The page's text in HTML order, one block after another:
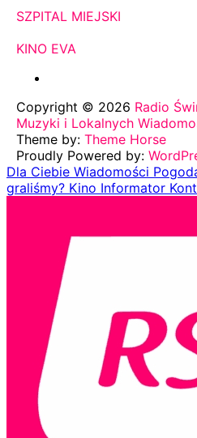
SZPITAL MIEJSKI
KINO EVA
Copyright © 2026 Radio
Muzyki i Lokalnych
Theme by: Theme Horse
Proudly Powered by:
Dla Ciebie Wiadomości
graliśmy? Kino Informator